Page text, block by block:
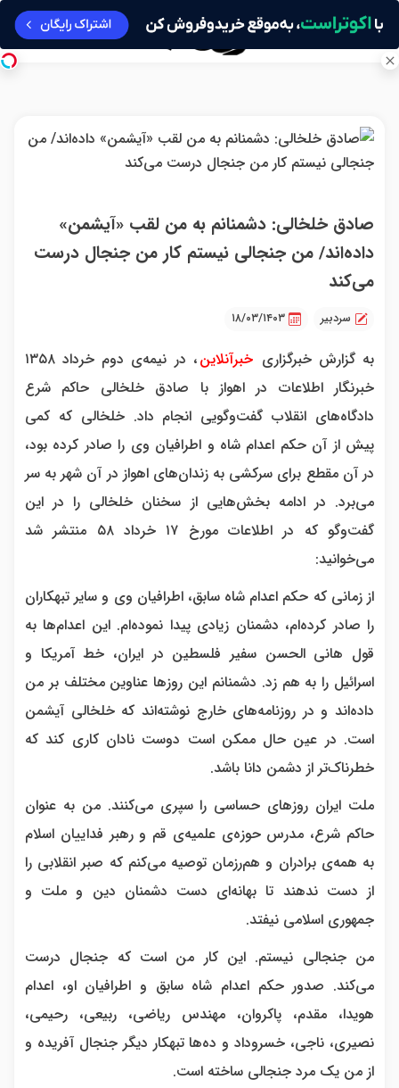
صادق خلخالی: دشمنانم به من لقب «آیشمن»
داده‌اند/ من جنجالی نیستم کار من جنجال درست
می‌کند
سردبیر ۱۸/۰۳/۱۴۰۳
به گزارش خبرگزاری خبرآنلاین
، در نیمه‌ی دوم خرداد ۱۳۵۸
خبرنگار اطلاعات در اهواز با صادق خلخالی حاکم شرع
دادگاه‌های انقلاب گفت‌وگویی انجام داد. خلخالی که کمی
پیش از آن حکم اعدام شاه و اطرافیان وی را صادر کرده بود،
در آن مقطع برای سرکشی به زندان‌های اهواز در آن شهر به سر
می‌برد. در ادامه بخش‌هایی از سخنان خلخالی را در این
گفت‌وگو که در اطلاعات مورخ ۱۷ خرداد ۵۸ منتشر شد
می‌خوانید:
از زمانی که حکم اعدام شاه سابق، اطرافیان وی و سایر تبهکاران
را صادر کرده‌ام، دشمنان زیادی پیدا نموده‌ام. این اعدام‌ها به
قول هانی الحسن سفیر فلسطین در ایران، خط آمریکا و
اسرائیل را به هم زد. دشمنانم این روزها عناوین مختلف بر من
داده‌اند و در روزنامه‌های خارج نوشته‌اند که خلخالی آیشمن
است. در عین حال ممکن است دوست نادان کاری کند که
خطرناک‌تر از دشمن دانا باشد.
ملت ایران روزهای حساسی را سپری می‌کنند. من به عنوان
حاکم شرع، مدرس حوزه‌ی علمیه‌ی قم و رهبر فداییان اسلام
به همه‌ی برادران و هم‌رزمان توصیه می‌کنم که صبر انقلابی را
از دست ندهند تا بهانه‌ای دست دشمنان دین و ملت و
جمهوری اسلامی نیفتد.
من جنجالی نیستم. این کار من است که جنجال درست
می‌کند. صدور حکم اعدام شاه سابق و اطرافیان او، اعدام
هویدا، مقدم، پاکروان، مهندس ریاضی، ربیعی، رحیمی،
نصیری، ناجی، خسروداد و ده‌ها تبهکار دیگر جنجال آفریده و
از من یک مرد جنجالی ساخته است.